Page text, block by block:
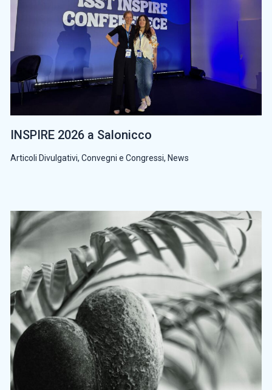
INSPIRE 2026 a Salonicco
Articoli Divulgativi, Convegni e Congressi, News